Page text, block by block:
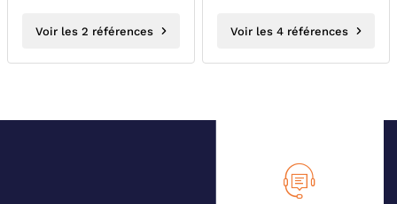
Voir les 2 références Voir les 4 références